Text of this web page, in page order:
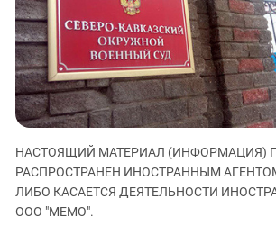
ЗАСТАВЛЯЕТ
КАВКАЗ ЗА
ИНАКОМЫСЛИЕ
МОБИЛИЗАЦИЯ
Дагестан
Ингушетия
Кабардино-Балкария
Калмыкия
Карачаево-Черкесия
Краснодарский край
Российская Федерация
НАСТОЯЩИЙ МАТЕРИАЛ (ИНФОРМАЦИЯ)
РАСПРОСТРАНЕН ИНОСТРАННЫМ
ЛИБО КАСАЕТСЯ ДЕЯТЕЛЬНОСТИ
ООО "МЕМО".